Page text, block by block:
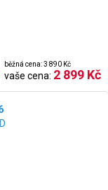
běžná cena: 3 890 Kč
vaše cena: 2 899 Kč